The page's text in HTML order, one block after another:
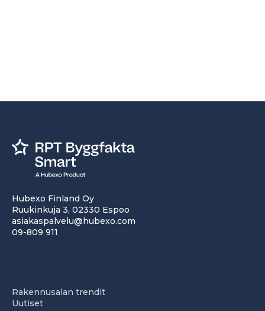
Hubexo Finland Oy
Ruukinkuja 3, 02330 Espoo
asiakaspalvelu@hubexo.com
09-809 911
Rakennusalan trendit
Uutiset